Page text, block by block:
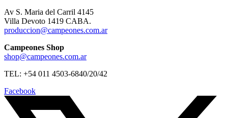
Av S. Maria del Carril 4145
Villa Devoto 1419 CABA.
produccion@campeones.com.ar
Campeones Shop
shop@campeones.com.ar
TEL: +54 011 4503-6840/20/42
Facebook